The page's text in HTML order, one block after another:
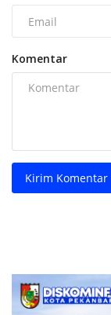
Komentar
Kirim Komentar